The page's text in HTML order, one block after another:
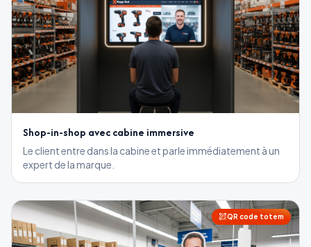
Shop-in-shop avec cabine immersive
Le client entre dans la cabine et parle immédiatement à un
expert de la marque.
QR code totem